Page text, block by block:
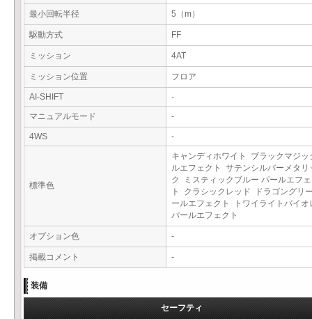
最小回転半径 5（m）
駆動方式 FF
ミッション 4AT
ミッション位置 フロア
AI-SHIFT
-
マニュアルモード
-
4WS -
標準色
キャンディホワイト ブラックマジッ
ルエフェクト サテンシルバーメタリ
ク ミスティックブルー パールエフ
ト クラシックレッド ドラゴングリ
ールエフェクト トワイライトバイオ
パールエフェクト
オプション色 -
掲載コメント -
装備
セーフティ